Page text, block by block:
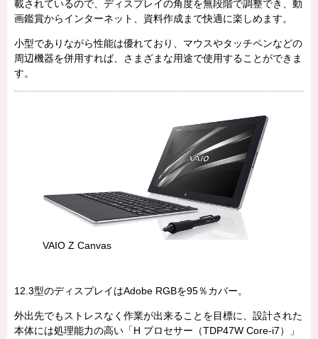
載されているので、ディスプレイの角度を無段階で調整でき、動
画鑑賞からインターネット、資料作成まで快適に楽しめます。
小型でありながら性能は優れており、マウスやタッチペンなどの
周辺機器を併用すれば、さまざまな用途で使用することができま
す。
VAIO Z Canvas
12.3型のディスプレイはAdobe RGBを95％カバー。
外出先でもストレスなく作業が出来ることを目標に、設計された
本体には処理能力の高い「H プロセサー（TDP47W Core-i7）」